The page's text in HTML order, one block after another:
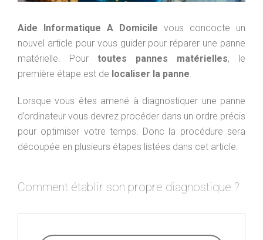
Aide Informatique A Domicile vous concocte un
nouvel article pour vous guider pour réparer une panne
matérielle. Pour toutes pannes matérielles, le
première étape est de localiser la panne
Lorsque vous êtes amené à diagnostiquer une panne
d’ordinateur vous devrez procéder dans un ordre précis
pour optimiser votre temps. Donc la procédure sera
découpée en plusieurs étapes listées dans cet article.
Comment établir son propre diagnostique ?